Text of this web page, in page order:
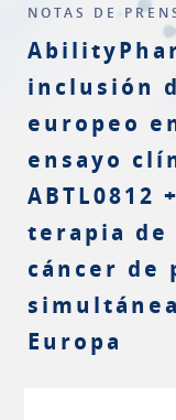
NOTAS DE
inclusión
europeo
ensayo
ABTL0812
terapia de
cáncer de
Europa